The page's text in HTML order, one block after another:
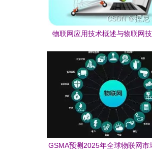
物联网应用技术概述与物联网
GSMA预测2025年全球物联网市